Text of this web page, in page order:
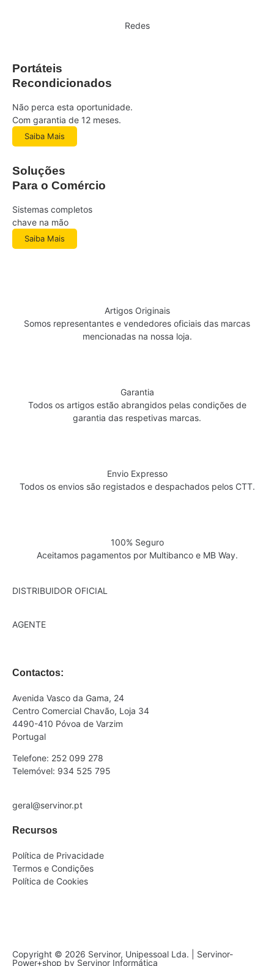
Redes
Portáteis
Recondicionados
Não perca esta oportunidade.
Com garantia de 12 meses.
Saiba Mais
Soluções
Para o Comércio
Sistemas completos
chave na mão
Saiba Mais
Artigos Originais
Somos representantes e vendedores oficiais das marcas
mencionadas na nossa loja.
Garantia
Todos os artigos estão abrangidos pelas condições de
garantia das respetivas marcas.
Envio Expresso
Todos os envios são registados e despachados pelos CTT.
100% Seguro
Aceitamos pagamentos por Multibanco e MB Way.
DISTRIBUIDOR OFICIAL
AGENTE
Contactos:
Avenida Vasco da Gama, 24
Centro Comercial Chavão, Loja 34
4490-410 Póvoa de Varzim
Portugal
Telefone: 252 099 278
Telemóvel: 934 525 795
geral@servinor.pt
Recursos
Política de Privacidade
Termos e Condições
Política de Cookies
Copyright © 2026 Servinor, Unipessoal Lda. | Servinor-
Power+shop by Servinor Informática